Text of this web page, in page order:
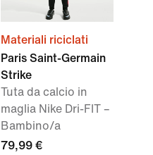
Materiali riciclati
Paris Saint-Germain
Strike
Tuta da calcio in
maglia Nike Dri-FIT –
Bambino/a
79,99 €